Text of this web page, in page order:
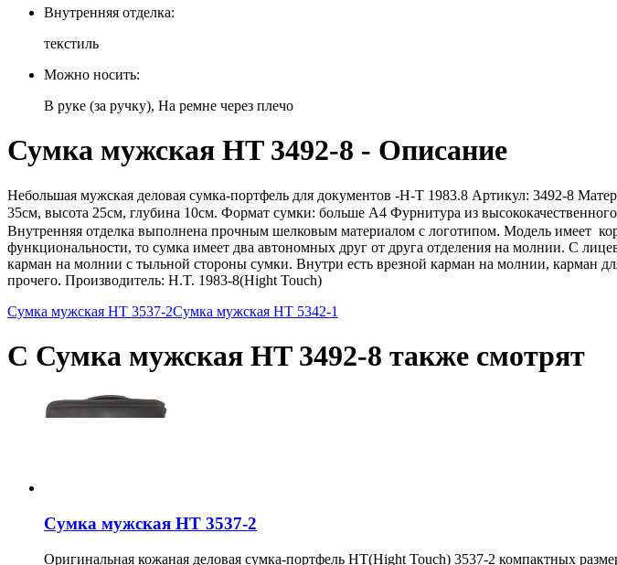
Внутренняя отделка:
текстиль
Можно носить:
В руке (за ручку), На ремне через плечо
Сумка мужская HT 3492-8 - Описание
Небольшая мужская деловая сумка-портфель для документов -H-T 1983.8 Артикул: 3492-8
35см, высота 25см, глубина 10см. Формат сумки: больше А4 Фурнитура из
Внутренняя отделка выполнена прочным шелковым материалом c логотипом. Модель имеет
функциональности, то сумка имеет два автономных друг от друга отделения на молнии. С
карман на молнии с тыльной стороны сумки. Внутри есть врезной карман на молнии, карман
прочего. Производитель: H.T. 1983-8(Hight Touch)
Сумка мужская HT 3537-2Сумка мужская HT 5342-1
С Сумка мужская HT 3492-8 также смотрят
Сумка мужская HT 3537-2
Оригинальная кожаная деловая сумка-портфель HT(Hight Touch) 3537-2 компактных